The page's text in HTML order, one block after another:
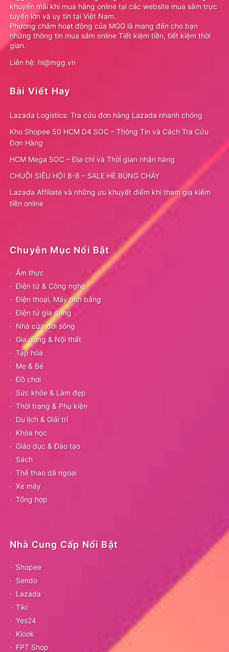
khuyến mãi khi mua hàng online tại các website mua sắm trực
tuyến lớn và uy tín tại Việt Nam.
Phương châm hoạt động của MGG là mang đến cho bạn
những thông tin mua sắm online Tiết kiệm tiền, tiết kiệm thời
gian.
Liên hệ: hi@mgg.vn
Bài Viết Hay
Lazada Logistics: Tra cứu đơn hàng Lazada nhanh chóng
Kho Shopee 50 HCM D4 SOC – Thông Tin và Cách Tra Cứu
Đơn Hàng
HCM Mega SOC – Địa chỉ và Thời gian nhận hàng
CHUỖI SIÊU HỘI 8-8 – SALE HÈ BÙNG CHÁY
Lazada Affiliate và những ưu khuyết điểm khi tham gia kiếm
tiền online
Chuyên Mục Nổi Bật
Ẩm thực
Điện tử & Công nghệ
Điện thoại, Máy tính bảng
Điện tử gia dụng
Nhà cửa đời sống
Gia dụng & Nội thất
Tạp hóa
Mẹ & Bé
Đồ chơi
Sức khỏe & Làm đẹp
Thời trang & Phụ kiện
Du lịch & Giải trí
Khóa học
Giáo dục & Đào tạo
Sách
Thể thao dã ngoại
Xe máy
Tổng hợp
Nhà Cung Cấp Nổi Bật
Shopee
Sendo
Lazada
Tiki
Yes24
Klook
FPT Shop